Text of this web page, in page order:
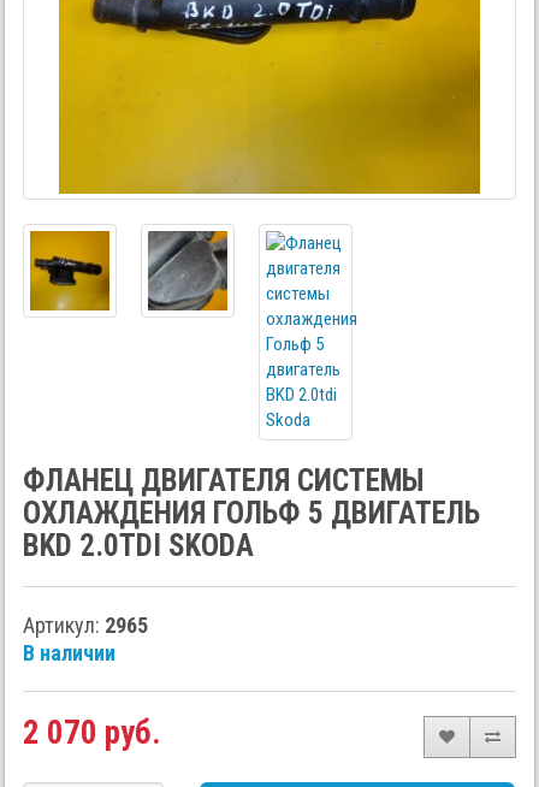
ФЛАНЕЦ ДВИГАТЕЛЯ СИСТЕМЫ
ОХЛАЖДЕНИЯ ГОЛЬФ 5 ДВИГАТЕЛЬ
BKD 2.0TDI SKODA
Артикул: 2965
В наличии
2 070 руб.